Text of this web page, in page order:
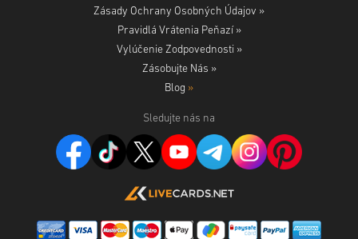
Zásady Ochrany Osobných Údajov »
Pravidlá Vrátenia Peňazí »
Vylúčenie Zodpovednosti »
Zásobujte Nás »
Blog »
Sledujte nás na